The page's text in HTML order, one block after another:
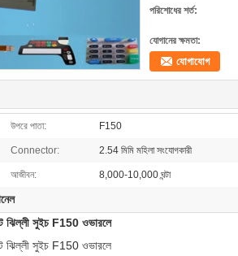
পরিশোধের শর্ত:
যোগানের ক্ষমতা:
যোগাযোগ
উপরে পাতা: F150
Connector: 2.54 মিমি মহিলা সংযোগকারী
আজীবন: 8,000-10,000 ঘন্টা
ঝিল্লী সুইচ F150 ওভারলে
ঝিল্লী সুইচ F150 ওভারলে